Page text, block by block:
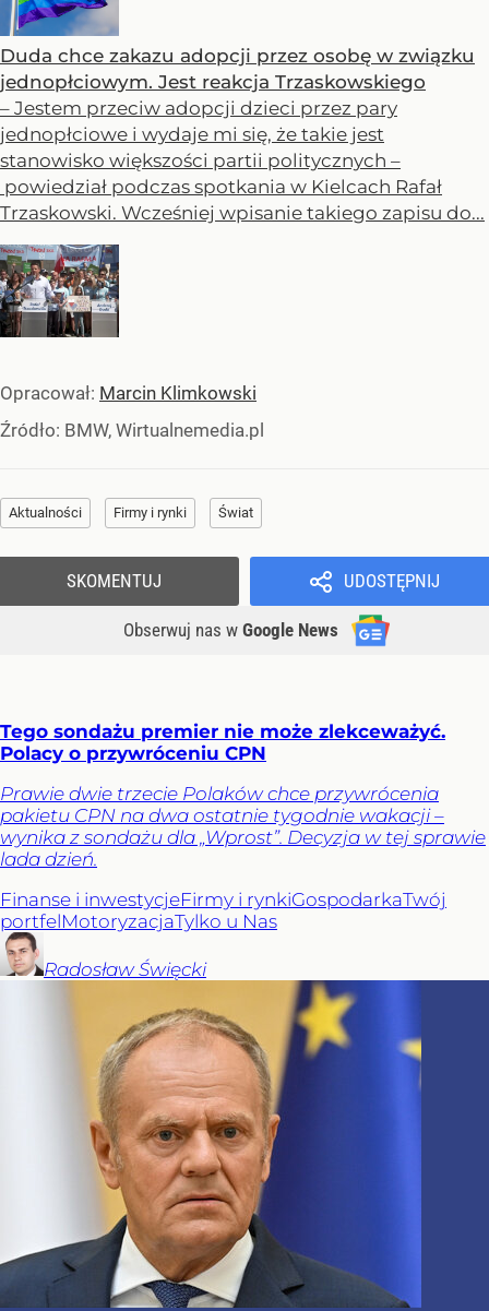
Duda chce zakazu adopcji przez osobę w związku
jednopłciowym. Jest reakcja Trzaskowskiego
– Jestem przeciw adopcji dzieci przez pary
jednopłciowe i wydaje mi się, że takie jest
stanowisko większości partii politycznych –
powiedział podczas spotkania w Kielcach Rafał
Trzaskowski. Wcześniej wpisanie takiego zapisu do...
Opracował: Marcin Klimkowski
Źródło: BMW, Wirtualnemedia.pl
Aktualności Firmy i rynki Świat
UDOSTĘPNIJ
Obserwuj nas w Google News
SKOMENTUJ
Tego sondażu premier nie może zlekceważyć.
Polacy o przywróceniu CPN
Prawie dwie trzecie Polaków chce przywrócenia
pakietu CPN na dwa ostatnie tygodnie wakacji –
wynika z sondażu dla „Wprost”. Decyzja w tej sprawie
lada dzień.
Finanse i inwestycjeFirmy i rynkiGospodarkaTwój
portfelMotoryzacjaTylko u Nas
Radosław Święcki